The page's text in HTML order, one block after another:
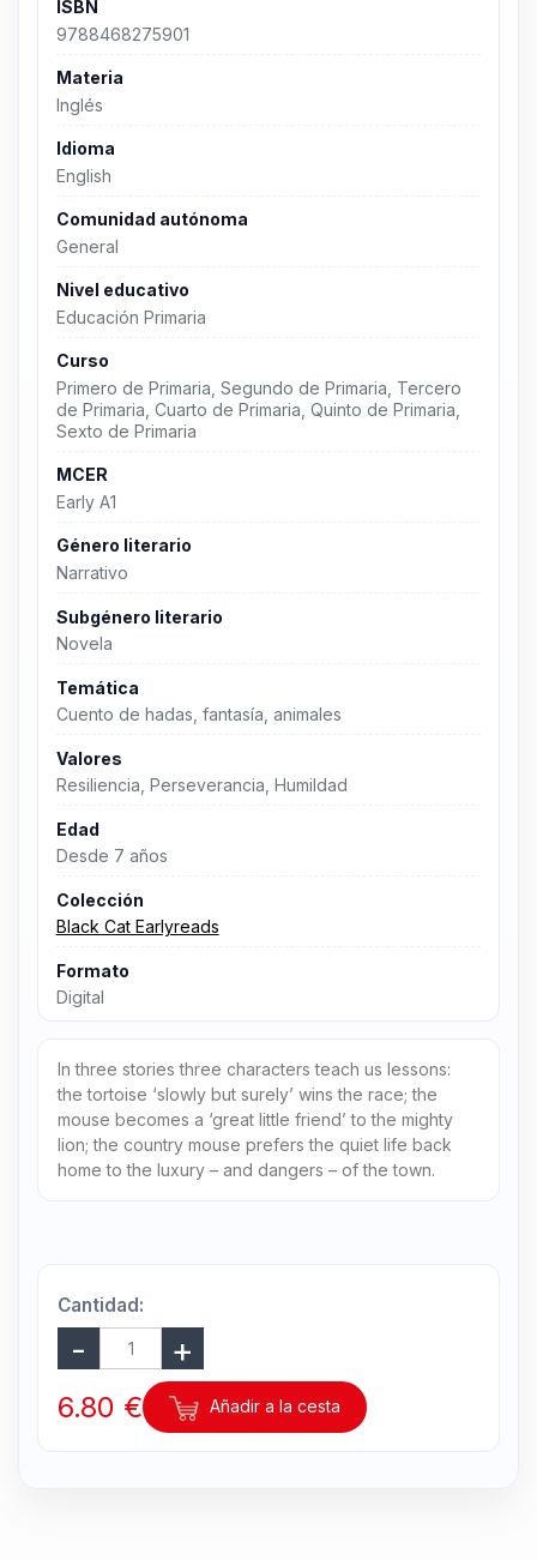
ISBN
9788468275901
Materia
Inglés
Idioma
English
Comunidad autónoma
General
Nivel educativo
Educación Primaria
Curso
Primero de Primaria, Segundo de Primaria, Tercero
de Primaria, Cuarto de Primaria, Quinto de Primaria,
Sexto de Primaria
MCER
Early A1
Género literario
Narrativo
Subgénero literario
Novela
Temática
Cuento de hadas, fantasía, animales
Valores
Resiliencia, Perseverancia, Humildad
Edad
Desde 7 años
Colección
Black Cat Earlyreads
Formato
Digital
In three stories three characters teach us lessons:
the tortoise ‘slowly but surely’ wins the race; the
mouse becomes a ‘great little friend’ to the mighty
lion; the country mouse prefers the quiet life back
home to the luxury – and dangers – of the town.
Cantidad:
6.80 € Añadir a la cesta